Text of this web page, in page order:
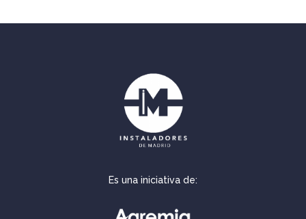
Es una iniciativa de: